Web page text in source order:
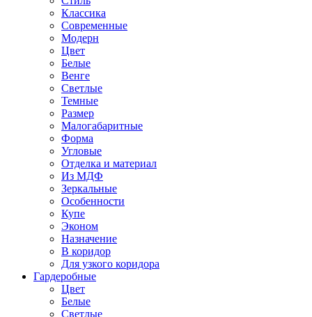
Классика
Современные
Модерн
Цвет
Белые
Венге
Светлые
Темные
Размер
Малогабаритные
Форма
Угловые
Отделка и материал
Из МДФ
Зеркальные
Особенности
Купе
Эконом
Назначение
В коридор
Для узкого коридора
Гардеробные
Цвет
Белые
Светлые